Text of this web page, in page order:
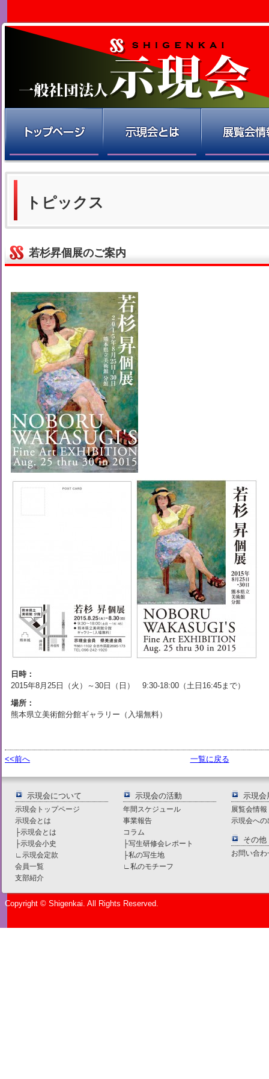
トピックス
若杉昇個展のご案内
日時：
2015年8月25日（火）～30日（日） 9:30-18:00（土日16:45まで）
場所：
熊本県立美術館分館ギャラリー（入場無料）
<<前へ 一覧に戻る
示現会について
示現会トップページ
示現会とは
├示現会とは
├示現会小史
∟ 示現会定款
会員一覧
支部紹介
示現会の活動
年間スケジュール
事業報告
コラム
├写生研修会レポート
├私の写生地
∟ 私のモチーフ
示現会
展覧会情報
示現会へ
その他
お問い合
Copyright © Shigenkai. All Rights Reserved.